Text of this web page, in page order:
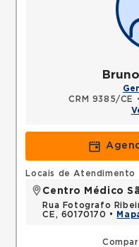
CRM 9385/CE
•
Locais de Atendimento
Centro Médico
Rua Fotografo
CE, 60170170 •